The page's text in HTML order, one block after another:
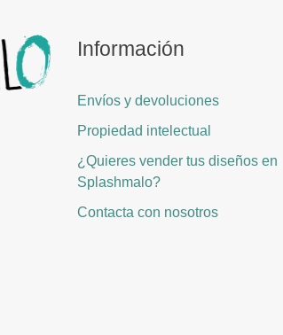
Información
Envíos y devoluciones
Propiedad intelectual
¿Quieres vender tus diseños en
Splashmalo?
Contacta con nosotros